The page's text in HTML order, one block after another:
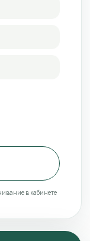
в кабинете